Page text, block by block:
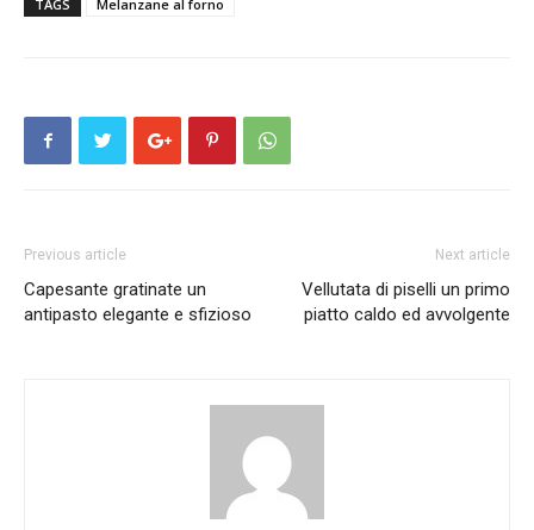
TAGS Melanzane al forno
Previous article
Capesante gratinate un
antipasto elegante e sfizioso
Next article
Vellutata di piselli un primo
piatto caldo ed avvolgente